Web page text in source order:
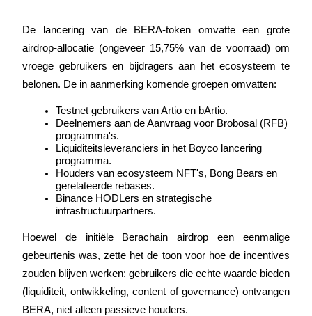
Verdienen
Verdien dagelijks competitieve beloningen
De lancering van de BERA-token omvatte een grote
airdrop-allocatie (ongeveer 15,75% van de voorraad) om
vroege gebruikers en bijdragers aan het ecosysteem te
belonen. De in aanmerking komende groepen omvatten:
Testnet gebruikers van Artio en bArtio.
Deelnemers aan de Aanvraag voor Brobosal (RFB)
programma's.
Liquiditeitsleveranciers in het Boyco lancering
programma.
Houders van ecosysteem NFT's, Bong Bears en
gerelateerde rebases.
Binance HODLers en strategische
infrastructuurpartners.
Hoewel de initiële Berachain airdrop een eenmalige
gebeurtenis was, zette het de toon voor hoe de incentives
zouden blijven werken: gebruikers die echte waarde bieden
(liquiditeit, ontwikkeling, content of governance) ontvangen
BERA, niet alleen passieve houders.